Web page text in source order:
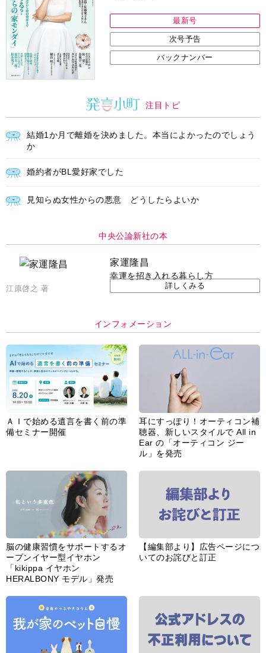
最新号
次号予告
バックナンバー
注目トピ
結婚1か月で離婚を決めました。本当によかったのでしょう
か
婚約者がBL愛好家でした
見知らぬ女性からの悪意 どうしたらよいか
中央公論新社の本
家運隆昌
幸運を招き入れる暮らし方
江原啓之 著 詳しくみる
インフォメーション
ＡＩで始める遺言を書く前の準
備セミナー開催
耳にすっぽり！オーティコン補
聴器、新しいスタイルで All in
Ear の「オーティコン ジー
ル」を発売
脳の健康習慣をサポートするオ
ープンイヤー型イヤホン
「kikippa イヤホン
HERALBONY モデル」発売
【編集部より】広告ページにつ
いてのお詫びと訂正